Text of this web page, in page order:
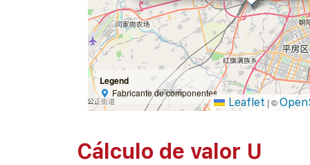
Legend
Fabricante de componentes
Leaflet | ©
Cálculo de valor U